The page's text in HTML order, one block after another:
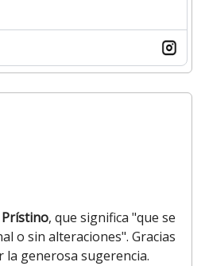
Prístino, que significa "que se
o sin alteraciones". Gracias
la generosa sugerencia.